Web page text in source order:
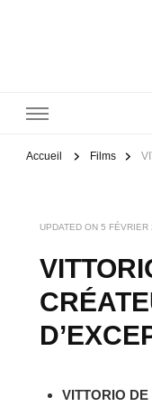
Accueil Films
UPDATED ON 5 FÉVRIER
VITTORIO DE